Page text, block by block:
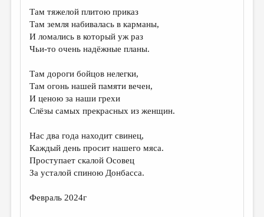
МАЛАЯ ПРОЗА
ЭССЕИСТИКА
КУЛЬТУРОВЕДЕНИЕ
ПУБЛИЦИСТИКА
ЦИКЛЫ ПУБЛИКАЦИЙ
ТРЕДИАКОВСКИЙ
ВКОНТАКТЕ
Там тяжелой плитою приказ
Там земля набивалась в карманы,
И ломались в который уж раз
Чьи-то очень надёжные планы.
Там дороги бойцов нелегки,
Там огонь нашей памяти вечен,
И ценою за наши грехи
Слёзы самых прекрасных из женщин.
Нас два года находит свинец,
Каждый день просит нашего мяса.
Проступает скалой Осовец
За усталой спиною Донбасса.
Февраль 2024г